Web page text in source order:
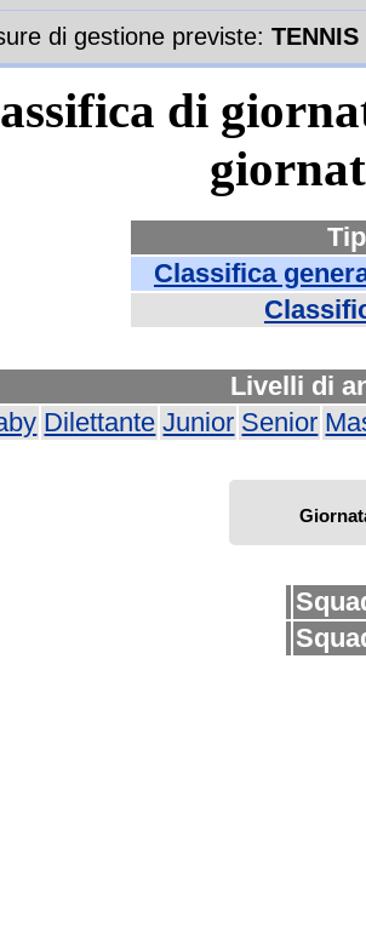
di gestione previste: TENNIS
di
Classifica
Livelli di
Dilettante Junior Senior